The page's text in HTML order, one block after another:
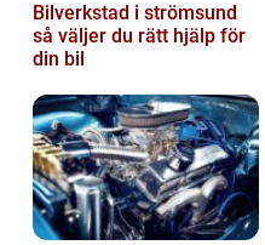
Bilverkstad i strömsund
så väljer du rätt hjälp för
din bil